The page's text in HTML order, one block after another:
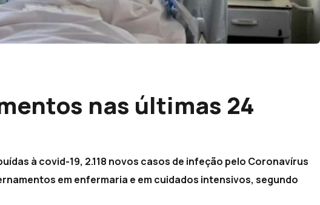
nas últimas 24
à covid-19, 2.118 novos casos de infeção pelo Coronavírus
em enfermaria e em cuidados intensivos, segundo